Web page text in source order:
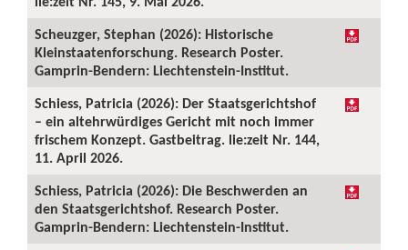
Scheuzger, Stephan (2026): Historische
Kleinstaatenforschung. Research Poster.
Gamprin-Bendern: Liechtenstein-Institut.
Schiess, Patricia (2026): Der Staatsgerichtshof
– ein altehrwürdiges Gericht mit noch immer
frischem Konzept. Gastbeitrag. lie:zeit Nr. 144,
11. April 2026.
Schiess, Patricia (2026): Die Beschwerden an
den Staatsgerichtshof. Research Poster.
Gamprin-Bendern: Liechtenstein-Institut.